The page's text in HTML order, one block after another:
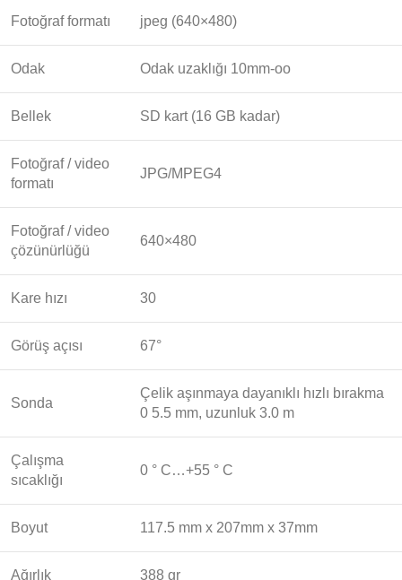
Fotoğraf formatı jpeg (640×480)
Odak Odak uzaklığı 10mm-oo
Bellek SD kart (16 GB kadar)
Fotoğraf / video
formatı
JPG/MPEG4
Fotoğraf / video
çözünürlüğü
640×480
Kare hızı 30
Görüş açısı 67°
Sonda
Çelik aşınmaya dayanıklı hızlı bırakma
0 5.5 mm, uzunluk 3.0 m
Çalışma
sıcaklığı
0 ° C…+55 ° C
Boyut 117.5 mm x 207mm x 37mm
Ağırlık 388 gr